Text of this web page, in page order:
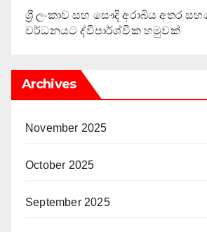
ශ්‍රී ලංකාව සහ සෞදි අරාබිය අතර
වර්ධනයට ද්විපාර්ශ්වික හමුවක්
Archives
November 2025
October 2025
September 2025